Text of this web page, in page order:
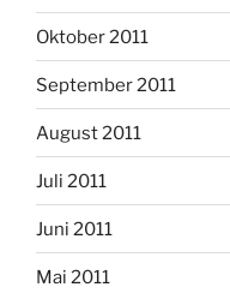
Oktober 2011
September 2011
August 2011
Juli 2011
Juni 2011
Mai 2011